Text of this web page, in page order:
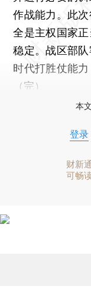
作战能力。此
全是主权国家
稳定。战区部
时代打胜仗能
（完）
本
登录
财新
可畅